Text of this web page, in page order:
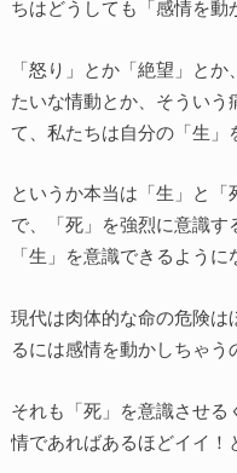
ちはどうしても「感情を動
「怒り」とか「絶望」と
たいな情動とか、そういう
て、私たちは自分の「生」
というか本当は「生」と
で、「死」を強烈に意識す
「生」を意識できるように
現代は肉体的な命の危険は
るには感情を動かしちゃう
それも「死」を意識させ
情であればあるほどイイ！